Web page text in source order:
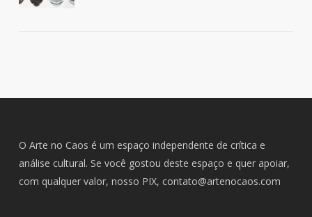
O Arte no Caos é um espaço independente de crítica e
análise cultural. Se você gostou deste espaço e quer apoiar,
com qualquer valor, nosso PIX, contato@artenocaos.com